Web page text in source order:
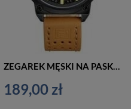
189,00 zł